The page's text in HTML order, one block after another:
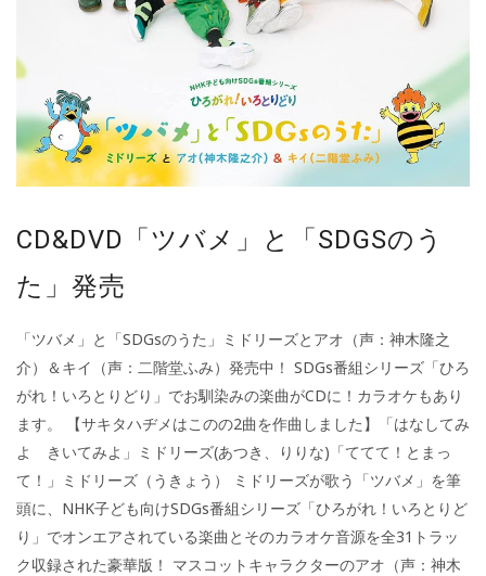
CD&DVD「ツバメ」と「SDGSのう
た」発売
「ツバメ」と「SDGsのうた」ミドリーズとアオ（声：神木隆之
介）＆キイ（声：二階堂ふみ）発売中！ SDGs番組シリーズ「ひろ
がれ！いろとりどり」でお馴染みの楽曲がCDに！カラオケもあり
ます。 【サキタハヂメはこのの2曲を作曲しました】「はなしてみ
よ きいてみよ」ミドリーズ(あつき、りりな)「ててて！とまっ
て！」ミドリーズ（うきょう） ミドリーズが歌う「ツバメ」を筆
頭に、NHK子ども向けSDGs番組シリーズ「ひろがれ！いろとりど
り」でオンエアされている楽曲とそのカラオケ音源を全31トラッ
ク収録された豪華版！ マスコットキャラクターのアオ（声：神木